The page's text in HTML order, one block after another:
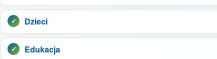
Dzieci
Edukacja